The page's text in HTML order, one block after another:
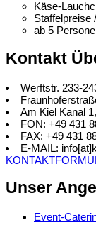
Käse-
Staffelpreise
ab 5
Kontakt
Werftstr. 233-
Am Kiel Kanal
FON: +49 431
FAX: +49 431
E-MAIL:
Unser
Event-